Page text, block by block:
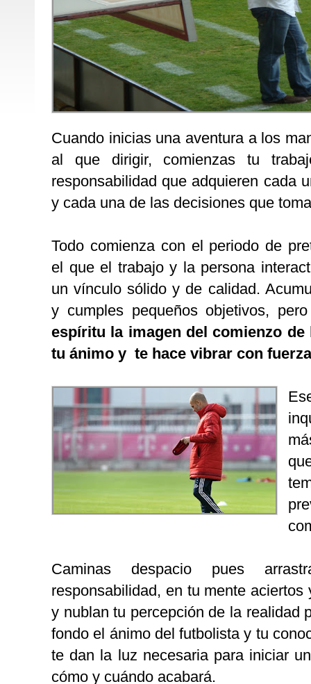
Cuando inicias una aventura a los
al que dirigir, comienzas tu
responsabilidad que adquieren cada
y cada una de las decisiones que
Todo comienza con el periodo de
el que el trabajo y la persona
un vínculo sólido y de calidad.
y cumples pequeños objetivos,
espíritu la imagen del comienzo
tu ánimo y te hace vibrar con
Caminas despacio pues
responsabilidad, en tu mente
y nublan tu percepción de la realidad
fondo el ánimo del futbolista y tu
te dan la luz necesaria para iniciar
cómo y cuándo acabará.